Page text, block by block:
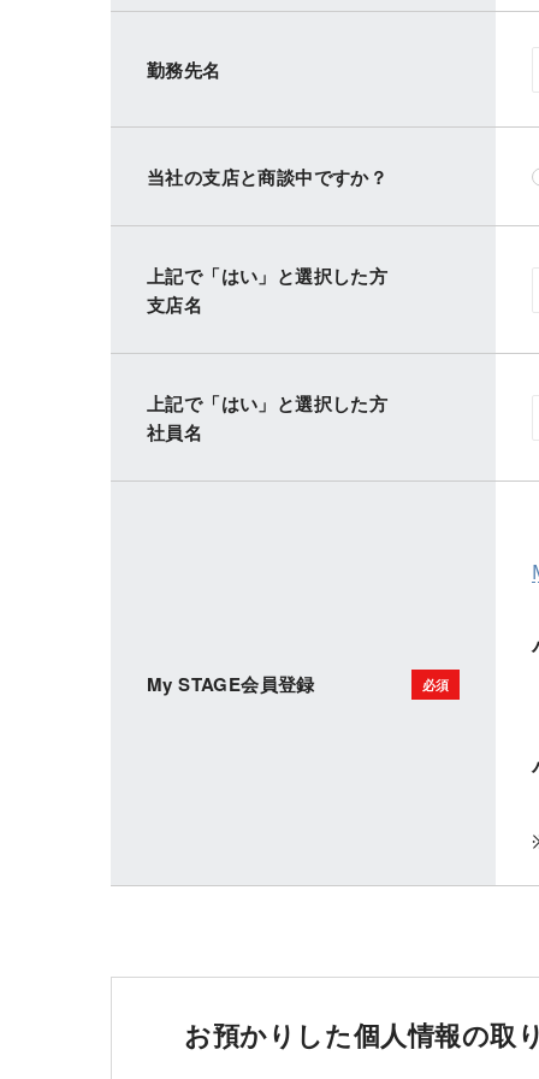
勤務先名
当社の支店と商談中ですか？
上記で「はい」と選択した方
支店名
上記で「はい」と選択した方
社員名
My STAGE会員登録
お預かりした個人情報の取